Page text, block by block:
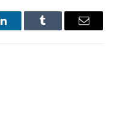
LinkedInTumblr Email